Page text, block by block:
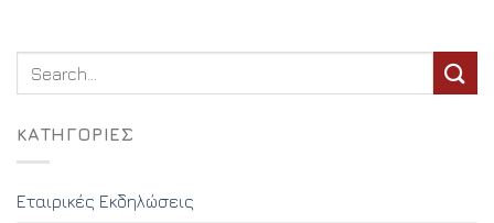
KΑΤΗΓΟΡΊΕΣ
Εταιρικές Εκδηλώσεις